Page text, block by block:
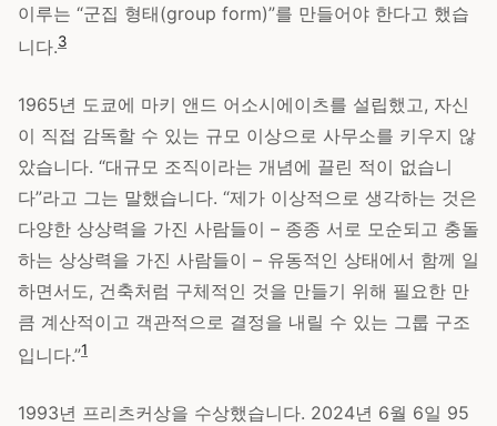
이루는 “군집 형태(group form)”를 만들어야 한다고 했습
니다.3
1965년 도쿄에 마키 앤드 어소시에이츠를 설립했고, 자신
이 직접 감독할 수 있는 규모 이상으로 사무소를 키우지 않
았습니다. “대규모 조직이라는 개념에 끌린 적이 없습니
다”라고 그는 말했습니다. “제가 이상적으로 생각하는 것은
다양한 상상력을 가진 사람들이 – 종종 서로 모순되고 충돌
하는 상상력을 가진 사람들이 – 유동적인 상태에서 함께 일
하면서도, 건축처럼 구체적인 것을 만들기 위해 필요한 만
큼 계산적이고 객관적으로 결정을 내릴 수 있는 그룹 구조
입니다.”1
1993년 프리츠커상을 수상했습니다. 2024년 6월 6일 95